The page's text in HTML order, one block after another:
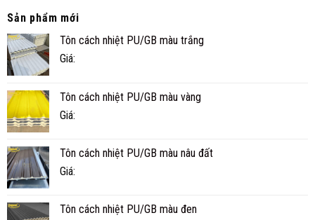
BAO
CÁCH
HƠN
Sản phẩm mới
Tôn cách nhiệt PU/GB màu trắng
Giá:
Tôn cách nhiệt PU/GB màu vàng
Giá:
Tôn cách nhiệt PU/GB màu nâu đất
Giá:
Tôn cách nhiệt PU/GB màu đen